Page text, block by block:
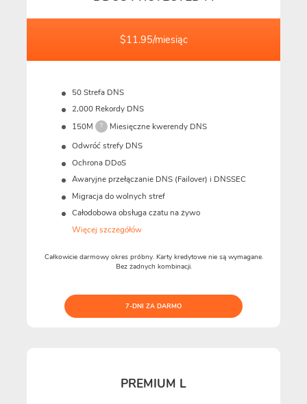
$11.95/miesiąc
50 Strefa DNS
2,000 Rekordy DNS
150M
?
Miesięczne kwerendy DNS
Odwróć strefy DNS
Ochrona DDoS
Awaryjne przełączanie DNS (Failover) i DNSSEC
Migracja do wolnych stref
Całodobowa obsługa czatu na żywo
Więcej szczegółów
Całkowicie darmowy okres próbny. Karty kredytowe nie są wymagane.
Bez żadnych kombinacji.
7-DNI ZA DARMO
PREMIUM L